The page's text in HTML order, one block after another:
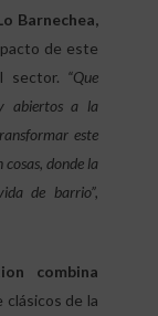
Barnechea,
de este
sector. “Que
abiertos a la
este
donde la
de barrio”,
combina
clásicos de la